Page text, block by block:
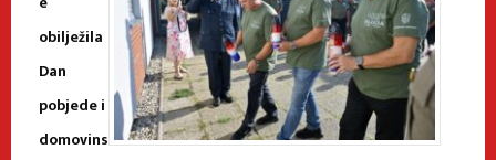
obilježila
Dan
pobjede i
domovins